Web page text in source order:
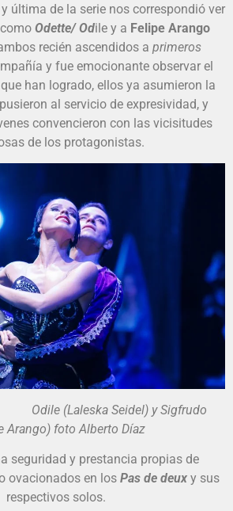
última de la serie nos correspondió ver
Odette/ Odile y a Felipe Arango
recién ascendidos a primeros
y fue emocionante observar el
han logrado, ellos ya asumieron la
al servicio de expresividad, y
convencieron con las vicisitudes
de los protagonistas.
Seidel) y Sigfrudo
Arango) foto Alberto Díaz
seguridad y prestancia propias de
ovacionados en los Pas de deux y sus
respectivos solos.